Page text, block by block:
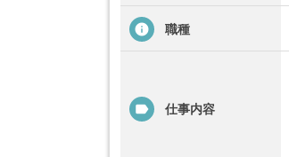
職種
仕事内容